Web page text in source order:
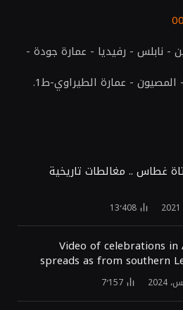
- نابلس - رفيديا - عمارة جودة -
المصيون - عمارة الطيراوي-ط1.
غطاس .. مغالطات تاريخية
13٬408
Video of celebrations in
spreads as from southern
7٬157